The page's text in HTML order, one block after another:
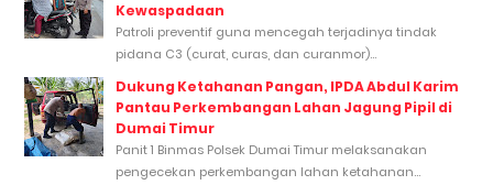
Kewaspadaan
Patroli preventif guna mencegah terjadinya tindak
pidana C3 (curat, curas, dan curanmor)...
Dukung Ketahanan Pangan, IPDA Abdul Karim
Pantau Perkembangan Lahan Jagung Pipil di
Dumai Timur
Panit 1 Binmas Polsek Dumai Timur melaksanakan
pengecekan perkembangan lahan ketahanan...